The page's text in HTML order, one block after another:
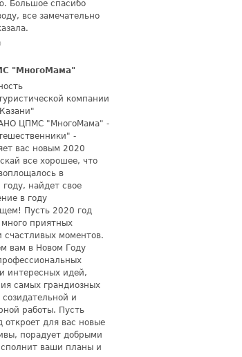
Большое спасибо
все замечательно
"МногоМама"
компании
ЦПМС "МногоМама" -
-
вас новым 2020
все хорошее, что
в
найдет свое
в году
Пусть 2020 год
приятных
счастливых моментов.
вам в Новом Году
интересных идей,
самых грандиозных
созидательной и
работы. Пусть
откроет для вас новые
порадует добрыми
ваши планы и